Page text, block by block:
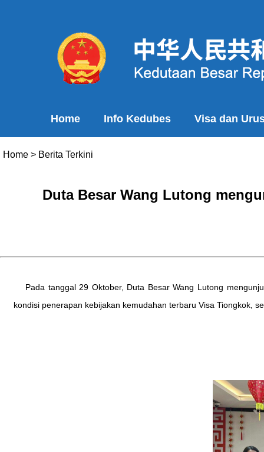
Home Info Kedubes Visa dan
Home > Berita Terkini
Duta Besar Wang Lutong
Pada tanggal 29 Oktober, Duta Besar Wang Lutong
kondisi penerapan kebijakan kemudahan terbaru Visa Tiongkok,